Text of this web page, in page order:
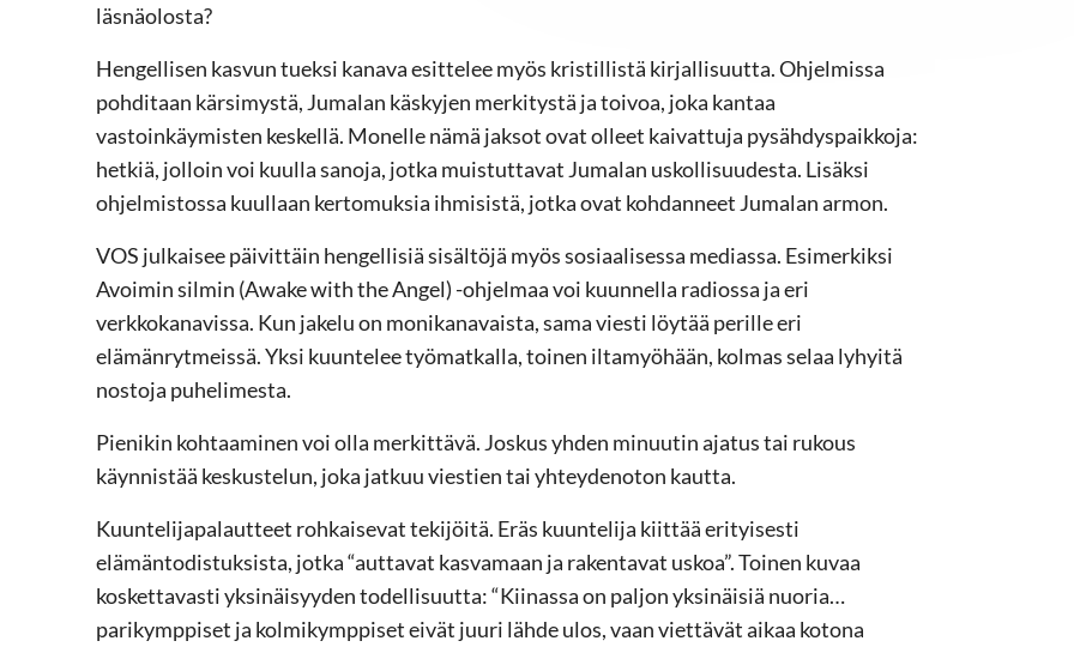
läsnäolosta?
Hengellisen kasvun tueksi kanava esittelee myös kristillistä kirjallisuutta. Ohjelmissa
pohditaan kärsimystä, Jumalan käskyjen merkitystä ja toivoa, joka kantaa
vastoinkäymisten keskellä. Monelle nämä jaksot ovat olleet kaivattuja pysähdyspaikkoja:
hetkiä, jolloin voi kuulla sanoja, jotka muistuttavat Jumalan uskollisuudesta. Lisäksi
ohjelmistossa kuullaan kertomuksia ihmisistä, jotka ovat kohdanneet Jumalan armon.
VOS julkaisee päivittäin hengellisiä sisältöjä myös sosiaalisessa mediassa. Esimerkiksi
Avoimin silmin (Awake with the Angel) -ohjelmaa voi kuunnella radiossa ja eri
verkkokanavissa. Kun jakelu on monikanavaista, sama viesti löytää perille eri
elämänrytmeissä. Yksi kuuntelee työmatkalla, toinen iltamyöhään, kolmas selaa lyhyitä
nostoja puhelimesta.
Pienikin kohtaaminen voi olla merkittävä. Joskus yhden minuutin ajatus tai rukous
käynnistää keskustelun, joka jatkuu viestien tai yhteydenoton kautta.
Kuuntelijapalautteet rohkaisevat tekijöitä. Eräs kuuntelija kiittää erityisesti
elämäntodistuksista, jotka “auttavat kasvamaan ja rakentavat uskoa”. Toinen kuvaa
koskettavasti yksinäisyyden todellisuutta: “Kiinassa on paljon yksinäisiä nuoria…
parikymppiset ja kolmikymppiset eivät juuri lähde ulos, vaan viettävät aikaa kotona